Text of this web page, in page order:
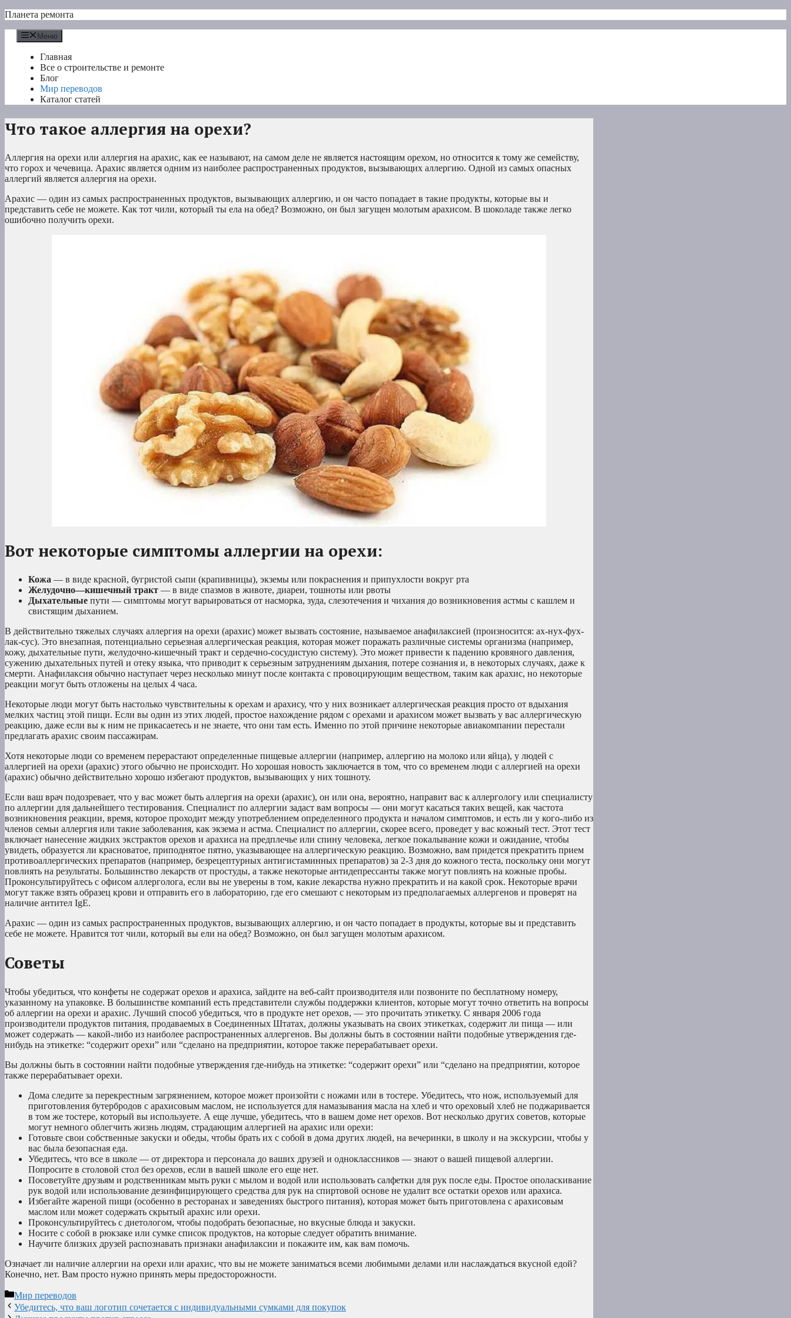
Перейти
содержимому
Планета ремонта
Меню
Главная
Все о строительстве и ремонте
Блог
Мир переводов
Каталог статей
Что такое аллергия на орехи?
Аллергия на орехи или аллергия на арахис, как ее называют, на самом деле не является настоящим орехом, но относится к тому же семейству,
что горох и чечевица. Арахис является одним из наиболее распространенных продуктов, вызывающих аллергию. Одной из самых опасных
аллергий является аллергия на орехи.
Арахис — один из самых распространенных продуктов, вызывающих аллергию, и он часто попадает в такие продукты, которые вы и
представить себе не можете. Как тот чили, который ты ела на обед? Возможно, он был загущен молотым арахисом. В шоколаде также легко
ошибочно получить орехи.
Вот некоторые симптомы аллергии на орехи:
Кожа — в виде красной, бугристой сыпи (крапивницы), экземы или покраснения и припухлости вокруг рта
Желудочно—кишечный тракт — в виде спазмов в животе, диареи, тошноты или рвоты
Дыхательные пути — симптомы могут варьироваться от насморка, зуда, слезотечения и чихания до возникновения астмы с кашлем и
свистящим дыханием.
В действительно тяжелых случаях аллергия на орехи (арахис) может вызвать состояние, называемое анафилаксией (произносится: ах-нух-фух-
лак-сус). Это внезапная, потенциально серьезная аллергическая реакция, которая может поражать различные системы организма (например,
кожу, дыхательные пути, желудочно-кишечный тракт и сердечно-сосудистую систему). Это может привести к падению кровяного давления,
сужению дыхательных путей и отеку языка, что приводит к серьезным затруднениям дыхания, потере сознания и, в некоторых случаях, даже к
смерти. Анафилаксия обычно наступает через несколько минут после контакта с провоцирующим веществом, таким как арахис, но некоторые
реакции могут быть отложены на целых 4 часа.
Некоторые люди могут быть настолько чувствительны к орехам и арахису, что у них возникает аллергическая реакция просто от вдыхания
мелких частиц этой пищи. Если вы один из этих людей, простое нахождение рядом с орехами и арахисом может вызвать у вас аллергическую
реакцию, даже если вы к ним не прикасаетесь и не знаете, что они там есть. Именно по этой причине некоторые авиакомпании перестали
предлагать арахис своим пассажирам.
Хотя некоторые люди со временем перерастают определенные пищевые аллергии (например, аллергию на молоко или яйца), у людей с
аллергией на орехи (арахис) этого обычно не происходит. Но хорошая новость заключается в том, что со временем люди с аллергией на орехи
(арахис) обычно действительно хорошо избегают продуктов, вызывающих у них тошноту.
Если ваш врач подозревает, что у вас может быть аллергия на орехи (арахис), он или она, вероятно, направит вас к аллергологу или специалисту
по аллергии для дальнейшего тестирования. Специалист по аллергии задаст вам вопросы — они могут касаться таких вещей, как частота
возникновения реакции, время, которое проходит между употреблением определенного продукта и началом симптомов, и есть ли у кого-либо из
членов семьи аллергия или такие заболевания, как экзема и астма. Специалист по аллергии, скорее всего, проведет у вас кожный тест. Этот тест
включает нанесение жидких экстрактов орехов и арахиса на предплечье или спину человека, легкое покалывание кожи и ожидание, чтобы
увидеть, образуется ли красноватое, приподнятое пятно, указывающее на аллергическую реакцию. Возможно, вам придется прекратить прием
противоаллергических препаратов (например, безрецептурных антигистаминных препаратов) за 2-3 дня до кожного теста, поскольку они могут
повлиять на результаты. Большинство лекарств от простуды, а также некоторые антидепрессанты также могут повлиять на кожные пробы.
Проконсультируйтесь с офисом аллерголога, если вы не уверены в том, какие лекарства нужно прекратить и на какой срок. Некоторые врачи
могут также взять образец крови и отправить его в лабораторию, где его смешают с некоторым из предполагаемых аллергенов и проверят на
наличие антител IgE.
Арахис — один из самых распространенных продуктов, вызывающих аллергию, и он часто попадает в продукты, которые вы и представить
себе не можете. Нравится тот чили, который вы ели на обед? Возможно, он был загущен молотым арахисом.
Советы
Чтобы убедиться, что конфеты не содержат орехов и арахиса, зайдите на веб-сайт производителя или позвоните по бесплатному номеру,
указанному на упаковке. В большинстве компаний есть представители службы поддержки клиентов, которые могут точно ответить на вопросы
об аллергии на орехи и арахис. Лучший способ убедиться, что в продукте нет орехов, — это прочитать этикетку. С января 2006 года
производители продуктов питания, продаваемых в Соединенных Штатах, должны указывать на своих этикетках, содержит ли пища — или
может содержать — какой-либо из наиболее распространенных аллергенов. Вы должны быть в состоянии найти подобные утверждения где-
нибудь на этикетке: “содержит орехи” или “сделано на предприятии, которое также перерабатывает орехи.
Вы должны быть в состоянии найти подобные утверждения где-нибудь на этикетке: “содержит орехи” или “сделано на предприятии, которое
также перерабатывает орехи.
Дома следите за перекрестным загрязнением, которое может произойти с ножами или в тостере. Убедитесь, что нож, используемый для
приготовления бутербродов с арахисовым маслом, не используется для намазывания масла на хлеб и что ореховый хлеб не поджаривается
в том же тостере, который вы используете. А еще лучше, убедитесь, что в вашем доме нет орехов. Вот несколько других советов, которые
могут немного облегчить жизнь людям, страдающим аллергией на арахис или орехи:
Готовьте свои собственные закуски и обеды, чтобы брать их с собой в дома других людей, на вечеринки, в школу и на экскурсии, чтобы у
вас была безопасная еда.
Убедитесь, что все в школе — от директора и персонала до ваших друзей и одноклассников — знают о вашей пищевой аллергии.
Попросите в столовой стол без орехов, если в вашей школе его еще нет.
Посоветуйте друзьям и родственникам мыть руки с мылом и водой или использовать салфетки для рук после еды. Простое ополаскивание
рук водой или использование дезинфицирующего средства для рук на спиртовой основе не удалит все остатки орехов или арахиса.
Избегайте жареной пищи (особенно в ресторанах и заведениях быстрого питания), которая может быть приготовлена с арахисовым
маслом или может содержать скрытый арахис или орехи.
Проконсультируйтесь с диетологом, чтобы подобрать безопасные, но вкусные блюда и закуски.
Носите с собой в рюкзаке или сумке список продуктов, на которые следует обратить внимание.
Научите близких друзей распознавать признаки анафилаксии и покажите им, как вам помочь.
Означает ли наличие аллергии на орехи или арахис, что вы не можете заниматься всеми любимыми делами или наслаждаться вкусной едой?
Конечно, нет. Вам просто нужно принять меры предосторожности.
Рубрики
Мир переводов
Убедитесь, что ваш логотип сочетается с индивидуальными сумками для покупок